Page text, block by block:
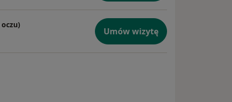
Umów wizytę